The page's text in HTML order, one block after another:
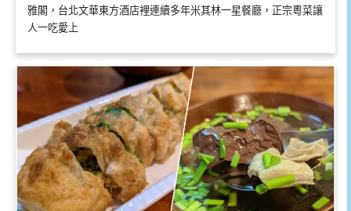
雅閣，台北文華東方酒店裡連續多年米其林一星餐廳，正宗粵菜讓
人一吃愛上